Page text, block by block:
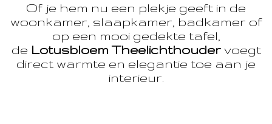
Of je hem nu een plekje geeft in de
woonkamer, slaapkamer, badkamer of
op een mooi gedekte tafel,
de Lotusbloem Theelichthoudervoegt
direct warmte en elegantie toe aan je
interieur.